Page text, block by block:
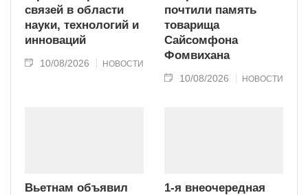
связей в области
науки, технологий и
инноваций
10/08/2026 НОВОСТИ
почтили память
товарища
Сайсомфона
Фомвихана
10/08/2026 НОВОСТИ
Вьетнам объявил
1-я внеочередная